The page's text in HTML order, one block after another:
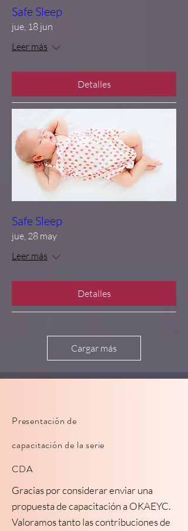
Safe Sleep
jue, 18 jun
Leer más
Detalles
Safe Sleep
jue, 28 may
Leer más
Detalles
Cargar más
Presentación de
capacitación de la serie
CDA
Gracias por considerar enviar una
propuesta de capacitación a OKAEYC.
Valoramos tanto las contribuciones de